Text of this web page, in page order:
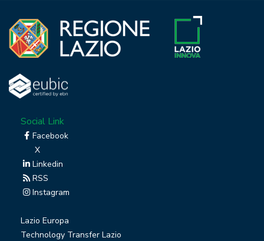
Social Link
Facebook
X
Linkedin
RSS
Instagram
Lazio Europa
Technology Transfer Lazio